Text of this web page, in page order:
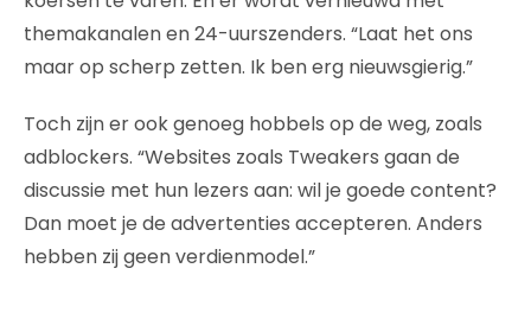
themakanalen en 24-uurszenders. “Laat het ons
maar op scherp zetten. Ik ben erg nieuwsgierig.”
Toch zijn er ook genoeg hobbels op de weg, zoals
adblockers. “Websites zoals Tweakers gaan de
discussie met hun lezers aan: wil je goede content?
Dan moet je de advertenties accepteren. Anders
hebben zij geen verdienmodel.”